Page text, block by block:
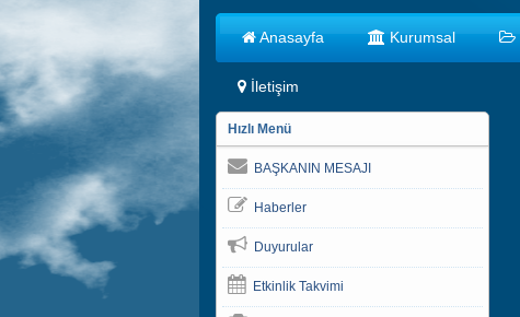
Anasayfa Kurumsal
İletişim
Hızlı Menü
BAŞKANIN MESAJI
Haberler
Duyurular
Etkinlik Takvimi